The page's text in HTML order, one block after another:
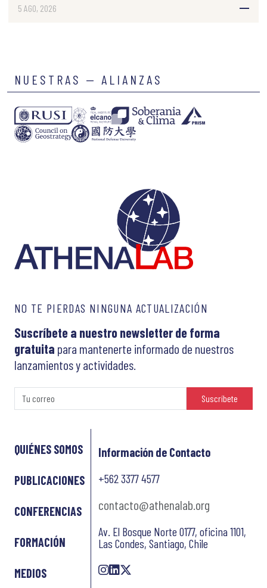
5 AGO, 2026
NUESTRAS — ALIANZAS
NO TE PIERDAS NINGUNA ACTUALIZACIÓN
Suscríbete a nuestro newsletter de forma
gratuita para mantenerte informado de nuestros
lanzamientos y actividades.
Suscríbete
QUIÉNES SOMOS
PUBLICACIONES
CONFERENCIAS
FORMACIÓN
MEDIOS
Información de Contacto
+562 3377 4577
contacto@athenalab.org
Av. El Bosque Norte 0177, oficina 1101,
Las Condes, Santiago, Chile